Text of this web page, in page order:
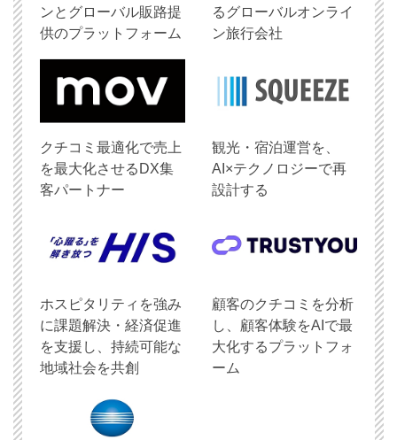
ンとグローバル販路提
供のプラットフォーム
るグローバルオンライ
ン旅行会社
クチコミ最適化で売上
を最大化させるDX集
客パートナー
観光・宿泊運営を、
AI×テクノロジーで再
設計する
ホスピタリティを強み
に課題解決・経済促進
を支援し、持続可能な
地域社会を共創
顧客のクチコミを分析
し、顧客体験をAIで最
大化するプラットフォ
ーム